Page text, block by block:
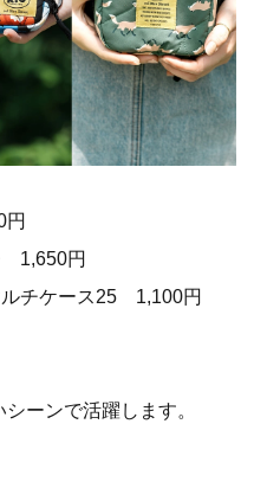
円
1,650円
ルチケース25 1,100円
ーンで活躍します。